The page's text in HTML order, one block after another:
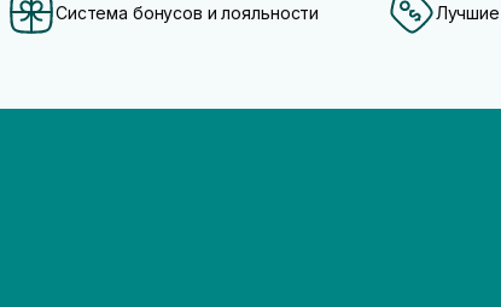
Система бонусов и лояльности